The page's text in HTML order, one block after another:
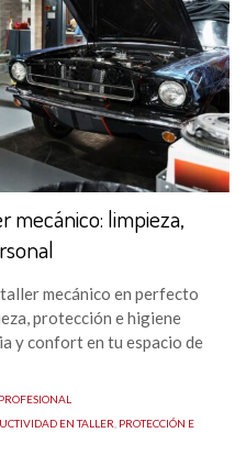
mecánico: limpieza,
mecánico en perfecto
protección e higiene
y confort en tu espacio de
EN TALLER PROTECCIÓN E